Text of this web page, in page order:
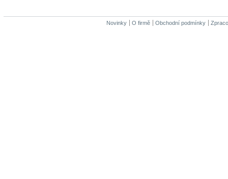
Novinky O firmě Obchodní podmínky